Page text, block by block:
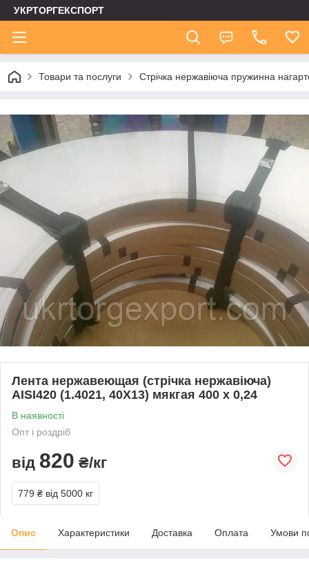
УКРТОРГЕКСПОРТ
Товари та послуги Стрічка нержавіюча пружинна
Лента нержавеющая (стрічка нержавіюча)
AISI420 (1.4021, 40Х13) мякгая 400 х 0,24
В наявності
Опт і роздріб
від 820 ₴/кг
779 ₴ від 5000 кг
Опис Характеристики Доставка Оплата Умови